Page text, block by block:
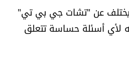
يختلف عن "تشات جي بي تي"
لأي أسئلة حساسة تتعلق